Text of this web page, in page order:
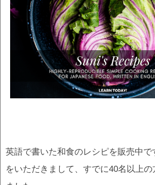
英語で書いた和食のレシピを販売中
をいただきまして、すでに40名以上